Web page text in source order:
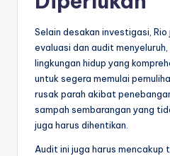
Selain desakan investigasi,
evaluasi dan audit
lingkungan hidup yang
untuk segera memulai
rusak parah akibat
sampah sembarangan yang
juga harus dihentikan.
Audit ini juga harus mencakup